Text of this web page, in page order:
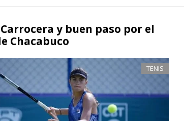
y buen paso por el
Chacabuco
TENIS